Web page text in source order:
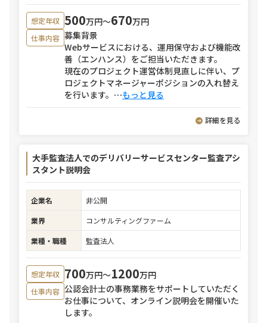
想定年収 500万円〜670万円
仕事内容 募集背景
Webサービスにおける、運用保守および機能改
善（エンハンス）をご担当いただきます。
現在のプロジェクト運営体制見直しに伴い、プ
ロジェクトマネージャーポジションの入れ替え
を行います。 ⋯もっと見る
詳細を見る
大手監査法人でのデリバリーサービスセンター監査アシ
スタント説明会
企業名
非公開
業界
コンサルティングファーム
業種・職種
監査法人
想定年収 700万円〜1200万円
仕事内容 公認会計士の事務業務をサポートしていただく
お仕事について、オンライン説明会を開催いた
します。